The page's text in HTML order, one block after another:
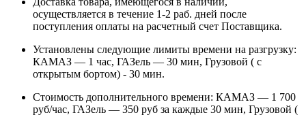
осуществляется в течение 1-2 раб. дней после
поступления оплаты на расчетный счет Поставщика.
Установлены следующие лимиты времени на разгрузку:
КАМАЗ — 1 час, ГАЗель — 30 мин, Грузовой ( с
открытым бортом) - 30 мин.
Стоимость дополнительного времени: КАМАЗ — 1 700
руб/час, ГАЗель — 350 руб за каждые 30 мин, Грузовой (